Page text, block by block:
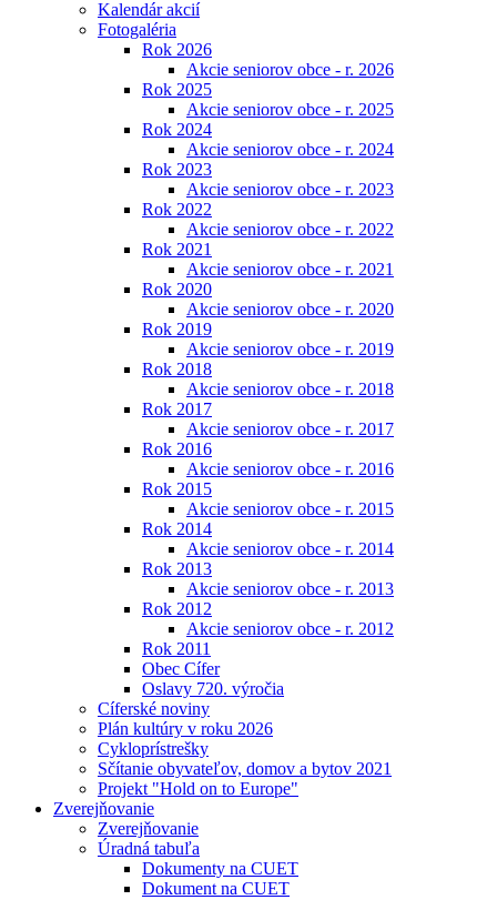
Kalendár akcií
Fotogaléria
Rok 2026
Akcie seniorov obce - r. 2026
Rok 2025
Akcie seniorov obce - r. 2025
Rok 2024
Akcie seniorov obce - r. 2024
Rok 2023
Akcie seniorov obce - r. 2023
Rok 2022
Akcie seniorov obce - r. 2022
Rok 2021
Akcie seniorov obce - r. 2021
Rok 2020
Akcie seniorov obce - r. 2020
Rok 2019
Akcie seniorov obce - r. 2019
Rok 2018
Akcie seniorov obce - r. 2018
Rok 2017
Akcie seniorov obce - r. 2017
Rok 2016
Akcie seniorov obce - r. 2016
Rok 2015
Akcie seniorov obce - r. 2015
Rok 2014
Akcie seniorov obce - r. 2014
Rok 2013
Akcie seniorov obce - r. 2013
Rok 2012
Akcie seniorov obce - r. 2012
Rok 2011
Obec Cífer
Oslavy 720. výročia
Cíferské noviny
Plán kultúry v roku 2026
Cykloprístrešky
Sčítanie obyvateľov, domov a bytov 2021
Projekt "Hold on to Europe"
Zverejňovanie
Zverejňovanie
Úradná tabuľa
Dokumenty na CUET
Dokument na CUET